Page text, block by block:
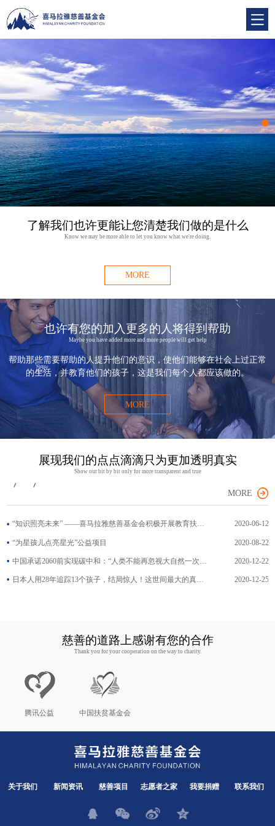
了解我们也许更能让您清楚我们做的是什么
Know we may be more able to let you know what we're doing.
MORE
也许有您的加入更多的人将得到帮助
Maybe you have added more and more people will get help
帮助那些需要帮助的人提升他们的意识，使他们能够在社会上过正常
的生活，并教育他们的孩子，这是我们每个人都应该做的。
MORE
展现我们的点点滴滴只为更加透明真实
Show our bit by bit only for more transparent and true
MORE
“知识照亮未来” ——喜马拉雅慈善基金会积极开展教育扶贫系列.. 2020-06-12
“为星孩儿点亮星光”公益项目 2020-08-22
中国承诺2060前实现碳中和：“人类不能再忽视大自然一次又一.. 2020-12-22
日本人用28年追踪13个孩子，结局惊人！这世间最大的真相，不.. 2020-12-25
慈善的道路上感谢有您的合作
Thank you for your cooperation on the way to charity.
腾讯公益 中国扶贫基金会
关于我们 新闻资讯 慈善项目 志愿者之家 我要捐赠 联系我们